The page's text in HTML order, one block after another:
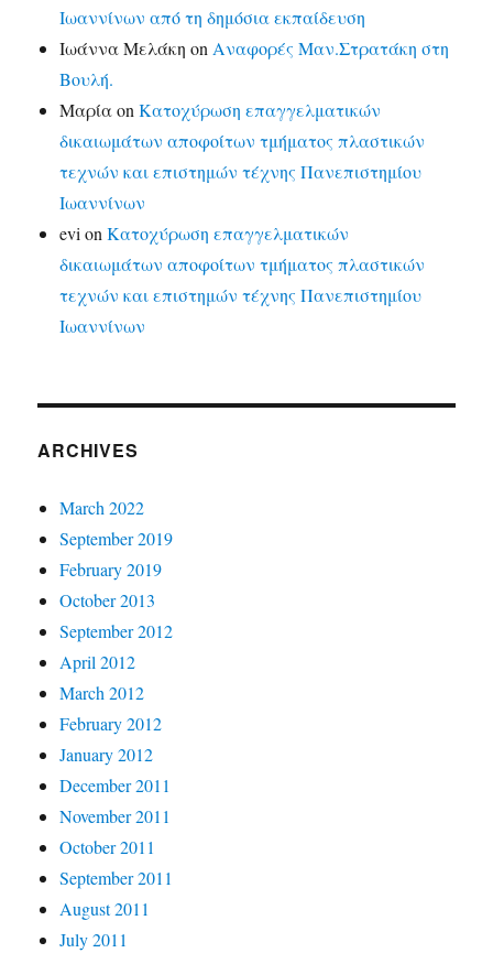
Ιωαννίνων από τη δημόσια εκπαίδευση
Ιωάννα Μελάκη on Αναφορές Μαν.Στρατάκη στη
Βουλή.
ΜαρίαonΚατοχύρωση επαγγελματικών
δικαιωμάτων αποφοίτων τμήματος πλαστικών
τεχνών και επιστημών τέχνης Πανεπιστημίου
Ιωαννίνων
evi onΚατοχύρωση επαγγελματικών
δικαιωμάτων αποφοίτων τμήματος πλαστικών
τεχνών και επιστημών τέχνης Πανεπιστημίου
Ιωαννίνων
ARCHIVES
March 2022
September 2019
February 2019
October 2013
September 2012
April 2012
March 2012
February 2012
January 2012
December 2011
November 2011
October 2011
September 2011
August 2011
July 2011